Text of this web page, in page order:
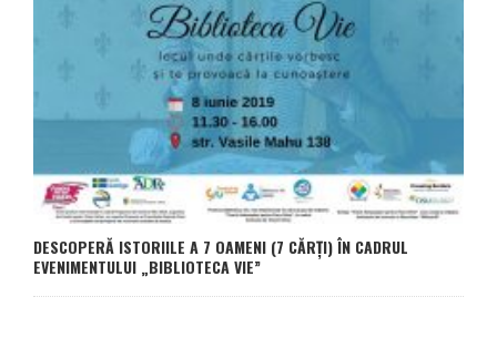
DESCOPERĂ ISTORIILE A 7 OAMENI (7 CĂRȚI) ÎN CADRUL
EVENIMENTULUI „BIBLIOTECA VIE”